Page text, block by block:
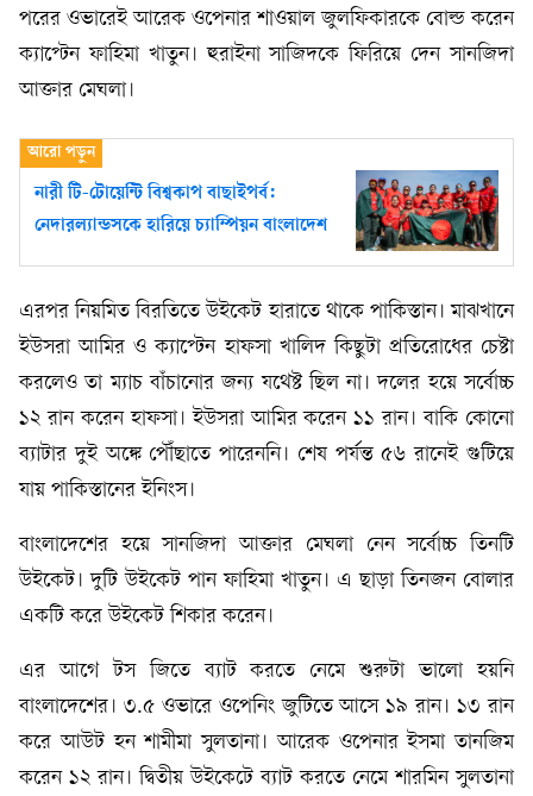
পরের ওভারেই আরেক ওপেনার শাওয়াল জুলফিকারকে বোল্ড করেন
ক্যাপ্টেন ফাহিমা খাতুন। হুরাইনা সাজিদকে ফিরিয়ে দেন সানজিদা
আক্তার মেঘলা।
নারী টি-টোয়েন্টি বিশ্বকাপ বাছাইপর্ব:
নেদারল্যান্ডসকে হারিয়ে চ্যাম্পিয়ন বাংলাদেশ
এরপর নিয়মিত বিরতিতে উইকেট হারাতে থাকে পাকিস্তান। মাঝখানে
ইউসরা আমির ও ক্যাপ্টেন হাফসা খালিদ কিছুটা প্রতিরোধের চেষ্টা
করলেও তা ম্যাচ বাঁচানোর জন্য যথেষ্ট ছিল না। দলের হয়ে সর্বোচ্চ
১২ রান করেন হাফসা। ইউসরা আমির করেন ১১ রান। বাকি কোনো
ব্যাটার দুই অঙ্কে পৌঁছাতে পারেননি। শেষ পর্যন্ত ৫৬ রানেই গুটিয়ে
যায় পাকিস্তানের ইনিংস।
বাংলাদেশের হয়ে সানজিদা আক্তার মেঘলা নেন সর্বোচ্চ তিনটি
উইকেট। দুটি উইকেট পান ফাহিমা খাতুন। এ ছাড়া তিনজন বোলার
একটি করে উইকেট শিকার করেন।
এর আগে টস জিতে ব্যাট করতে নেমে শুরুটা ভালো হয়নি
বাংলাদেশের। ৩.৫ ওভারে ওপেনিং জুটিতে আসে ১৯ রান। ১৩ রান
করে আউট হন শামীমা সুলতানা। আরেক ওপেনার ইসমা তানজিম
করেন ১২ রান। দ্বিতীয় উইকেটে ব্যাট করতে নেমে শারমিন সুলতানা